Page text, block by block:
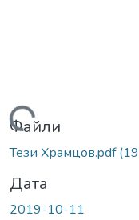
Вантажиться...
Файли
Тези Храмцов.pdf
Дата
2019-10-11